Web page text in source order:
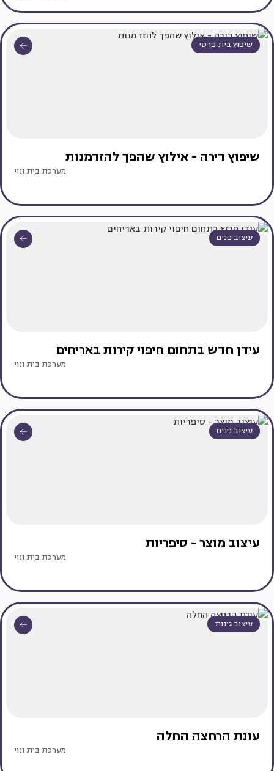
שיפוץ בית פרטי
שיפוץ דירה - אילוץ שהפך להזדמנות
מערכת בית ונוי
עיצוב פנים
עידן חדש בתחום חיפוי קירות באריחים
מערכת בית ונוי
עיצוב פנים
עיצוב מוצר - סיפריות
מערכת בית ונוי
עיצוב גינות
עונת הרחצה החלה
מערכת בית ונוי